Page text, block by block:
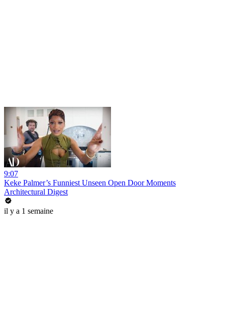
9:07
Keke Palmer’s Funniest Unseen Open Door Moments
Architectural Digest
il y a 1 semaine